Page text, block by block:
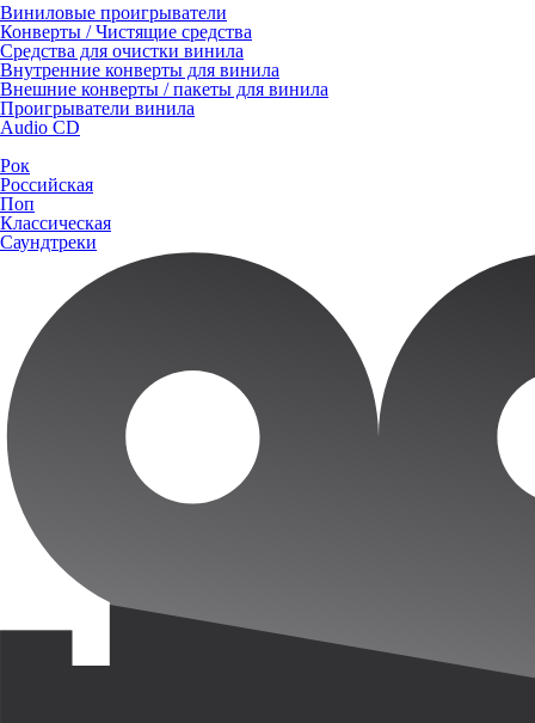
Виниловые проигрыватели
Конверты / Чистящие средства
Средства для очистки винила
Внутренние конверты для винила
Внешние конверты / пакеты для винила
Проигрыватели винила
Audio CD
Рок
Российская
Поп
Классическая
Саундтреки